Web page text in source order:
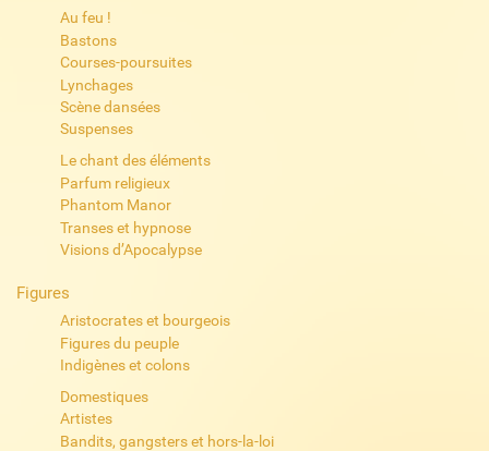
Au feu !
Bastons
Courses-poursuites
Lynchages
Scène dansées
Suspenses
Le chant des éléments
Parfum religieux
Phantom Manor
Transes et hypnose
Visions d’Apocalypse
Figures
Aristocrates et bourgeois
Figures du peuple
Indigènes et colons
Domestiques
Artistes
Bandits, gangsters et hors-la-loi